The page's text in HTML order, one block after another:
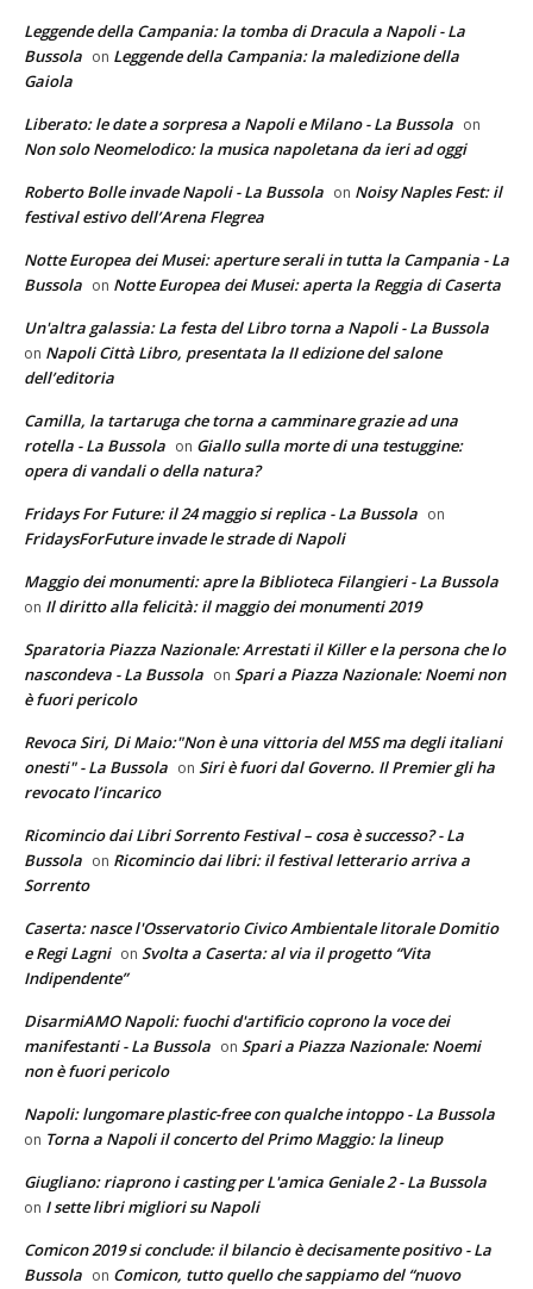
Leggende della Campania: la tomba di Dracula a Napoli - La
Bussola on Leggende della Campania: la maledizione della
Gaiola
Liberato: le date a sorpresa a Napoli e Milano - La Bussola on
Non solo Neomelodico: la musica napoletana da ieri ad oggi
Roberto Bolle invade Napoli - La Bussola on Noisy Naples Fest: il
festival estivo dell’Arena Flegrea
Notte Europea dei Musei: aperture serali in tutta la Campania - La
Bussola on Notte Europea dei Musei: aperta la Reggia di Caserta
Un'altra galassia: La festa del Libro torna a Napoli - La Bussola
on Napoli Città Libro, presentata la II edizione del salone
dell’editoria
Camilla, la tartaruga che torna a camminare grazie ad una
rotella - La Bussola on Giallo sulla morte di una testuggine:
opera di vandali o della natura?
Fridays For Future: il 24 maggio si replica - La Bussola on
FridaysForFuture invade le strade di Napoli
Maggio dei monumenti: apre la Biblioteca Filangieri - La Bussola
on Il diritto alla felicità: il maggio dei monumenti 2019
Sparatoria Piazza Nazionale: Arrestati il Killer e la persona che lo
nascondeva - La Bussola on Spari a Piazza Nazionale: Noemi non
è fuori pericolo
Revoca Siri, Di Maio:"Non è una vittoria del M5S ma degli italiani
onesti" - La Bussola on Siri è fuori dal Governo. Il Premier gli ha
revocato l’incarico
Ricomincio dai Libri Sorrento Festival – cosa è successo? - La
Bussola on Ricomincio dai libri: il festival letterario arriva a
Sorrento
Caserta: nasce l'Osservatorio Civico Ambientale litorale Domitio
e Regi Lagni on Svolta a Caserta: al via il progetto “Vita
Indipendente”
DisarmiAMO Napoli: fuochi d'artificio coprono la voce dei
manifestanti - La Bussola on Spari a Piazza Nazionale: Noemi
non è fuori pericolo
Napoli: lungomare plastic-free con qualche intoppo - La Bussola
on Torna a Napoli il concerto del Primo Maggio: la lineup
Giugliano: riaprono i casting per L'amica Geniale 2 - La Bussola
on I sette libri migliori su Napoli
Comicon 2019 si conclude: il bilancio è decisamente positivo - La
Bussola on Comicon, tutto quello che sappiamo del “nuovo